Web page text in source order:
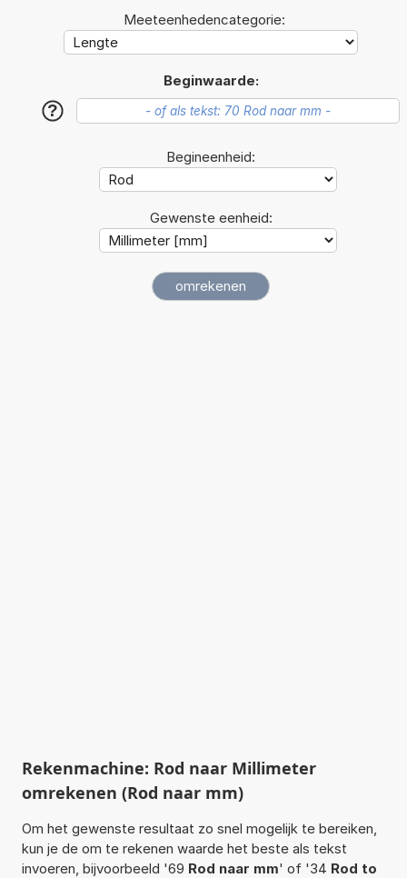
Meeteenhedencategorie:
Beginwaarde:
?
Begineenheid:
Gewenste eenheid:
Rekenmachine: Rod naar Millimeter
omrekenen (Rod naar mm)
Om het gewenste resultaat zo snel mogelijk te bereiken,
kun je de om te rekenen waarde het beste als tekst
invoeren, bijvoorbeeld '69 Rod naar mm' of '34 Rod to